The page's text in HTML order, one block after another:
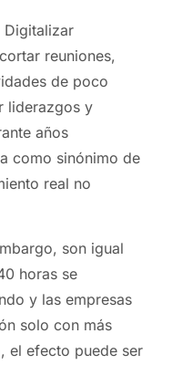
Digitalizar
reuniones,
de poco
liderazgos y
años
como sinónimo de
real no
son igual
horas se
y las empresas
solo con más
el efecto puede ser